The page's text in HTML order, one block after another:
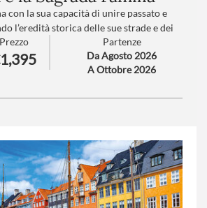
con la sua capacità di unire passato e
l’eredità storica delle sue strade e dei
un dinamismo urbano fatto di
e una quotidianità scandita da ritmi
Vere chicche sono le visite fuori dal
Prezzo
Partenze
Da Agosto 2026
A Ottobre 2026